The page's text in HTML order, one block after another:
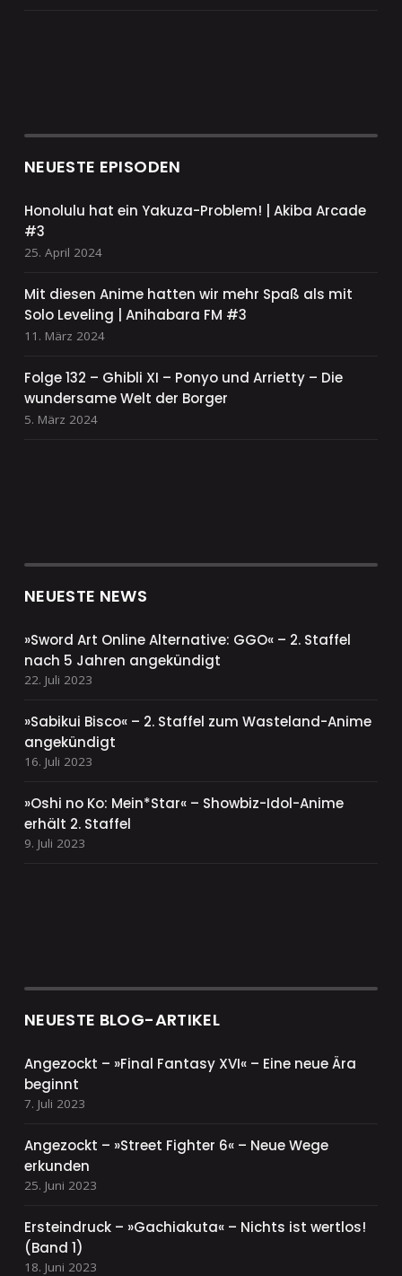
NEUESTE EPISODEN
Honolulu hat ein Yakuza-Problem! | Akiba Arcade
#3
25. April 2024
Mit diesen Anime hatten wir mehr Spaß als mit
Solo Leveling | Anihabara FM #3
11. März 2024
Folge 132 – Ghibli XI – Ponyo und Arrietty – Die
wundersame Welt der Borger
5. März 2024
NEUESTE NEWS
»Sword Art Online Alternative: GGO« – 2. Staffel
nach 5 Jahren angekündigt
22. Juli 2023
»Sabikui Bisco« – 2. Staffel zum Wasteland-Anime
angekündigt
16. Juli 2023
»Oshi no Ko: Mein*Star« – Showbiz-Idol-Anime
erhält 2. Staffel
9. Juli 2023
NEUESTE BLOG-ARTIKEL
Angezockt – »Final Fantasy XVI« – Eine neue Ära
beginnt
7. Juli 2023
Angezockt – »Street Fighter 6« – Neue Wege
erkunden
25. Juni 2023
Ersteindruck – »Gachiakuta« – Nichts ist wertlos!
(Band 1)
18. Juni 2023